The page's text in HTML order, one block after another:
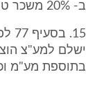
ב- 20% משכר טרחת הבורר".
בתוספת מע"מ וכן